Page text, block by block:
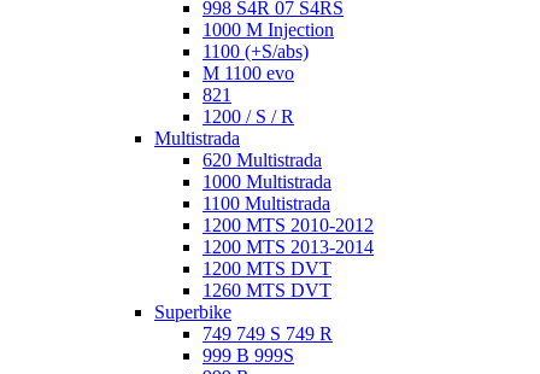
998 S4R 07 S4RS
1000 M Injection
1100 (+S/abs)
M 1100 evo
821
1200 / S / R
Multistrada
620 Multistrada
1000 Multistrada
1100 Multistrada
1200 MTS 2010-2012
1200 MTS 2013-2014
1200 MTS DVT
1260 MTS DVT
Superbike
749 749 S 749 R
999 B 999S